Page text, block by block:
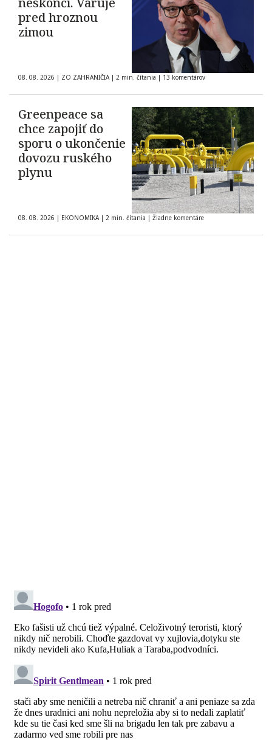
pred hroznou
zimou
08. 08. 2026 | ZO ZAHRANIČIA | 2 min. čítania | 13 komentárov
Greenpeace sa
chce zapojiť do
sporu o ukončenie
dovozu ruského
plynu
08. 08. 2026 | EKONOMIKA | 2 min. čítania | Žiadne komentáre